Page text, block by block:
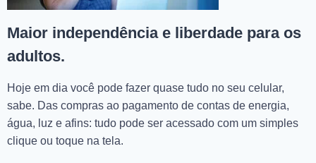
Maior independência e liberdade para os
adultos.
Hoje em dia você pode fazer quase tudo no seu celular,
sabe. Das compras ao pagamento de contas de energia,
água, luz e afins: tudo pode ser acessado com um simples
clique ou toque na tela.